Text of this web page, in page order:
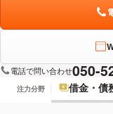
電話で問い合わせ050-
注力分野 借金・債